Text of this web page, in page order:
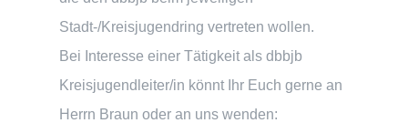
Stadt-/Kreisjugendring vertreten wollen.
Bei Interesse einer Tätigkeit als dbbjb
Kreisjugendleiter/in könnt Ihr Euch gerne an
Herrn Braun oder an uns wenden: